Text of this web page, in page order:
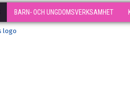
BARN- OCH UNGDOMSVERKSAMHET